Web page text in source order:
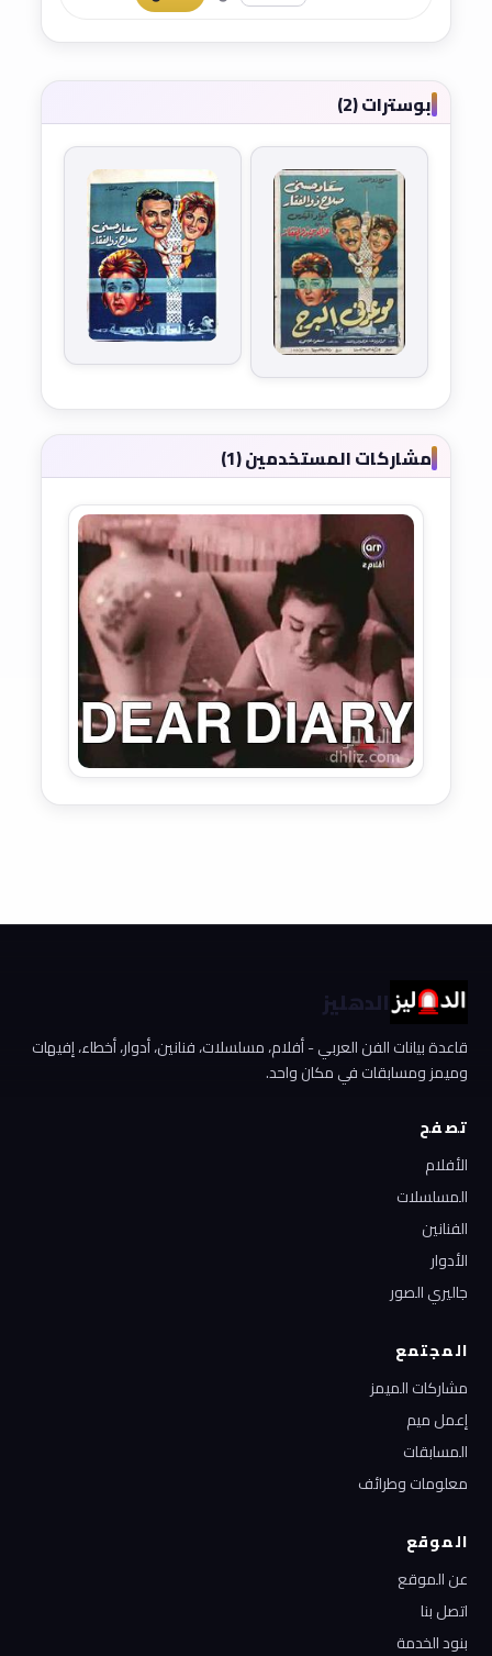
بوسترات (2)
مشاركات المستخدمين (1)
الدهليز
قاعدة بيانات الفن العربي - أفلام، مسلسلات، فنانين، أدوار، أخطاء، إفيهات
وميمز ومسابقات في مكان واحد.
تصفح
الأفلام
المسلسلات
الفنانين
الأدوار
جاليري الصور
المجتمع
مشاركات الميمز
إعمل ميم
المسابقات
معلومات وطرائف
الموقع
عن الموقع
اتصل بنا
بنود الخدمة